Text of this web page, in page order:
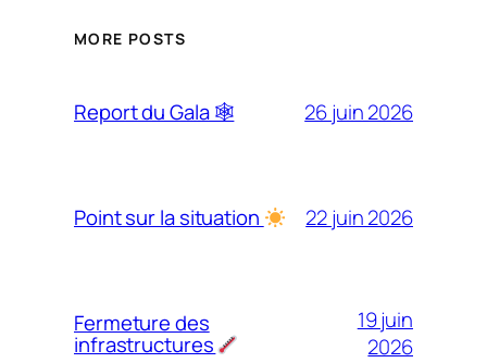
MORE POSTS
Report du Gala 🕸 26 juin 2026
Point sur la situation 22 juin 2026
Fermeture des
infrastructures
19 juin
2026